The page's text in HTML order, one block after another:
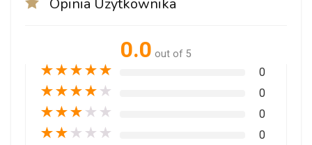
Opinia Użytkownika
0.0 out of 5
★★★★★ 0
★★★★ ★ 0
★★★ ★ ★ 0
★★ ★ ★ ★ 0